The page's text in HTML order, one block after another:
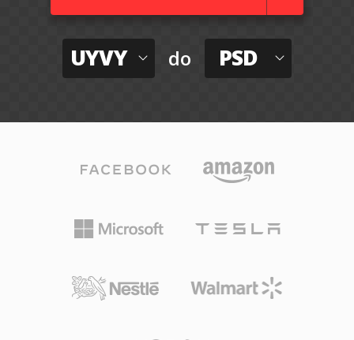
UYVY do PSD